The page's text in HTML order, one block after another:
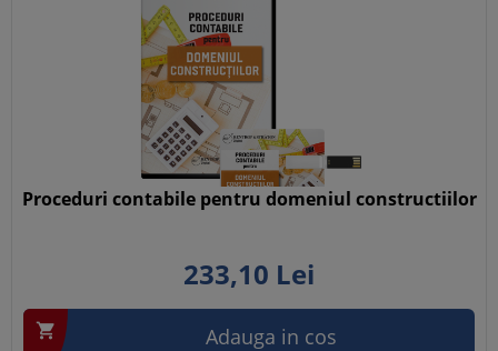
Proceduri contabile pentru domeniul constructiilor
233,10 Lei
 Adauga in cos